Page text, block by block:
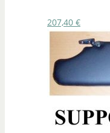
207,40 €